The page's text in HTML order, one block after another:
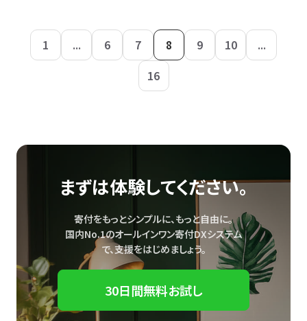
1 ... 6 7 8 9 10
...
16
まずは体験してください。
寄付をもっとシンプルに、もっと自由に。
国内No.1のオールインワン寄付DXシステム
で、支援をはじめましょう。
30日間無料お試し